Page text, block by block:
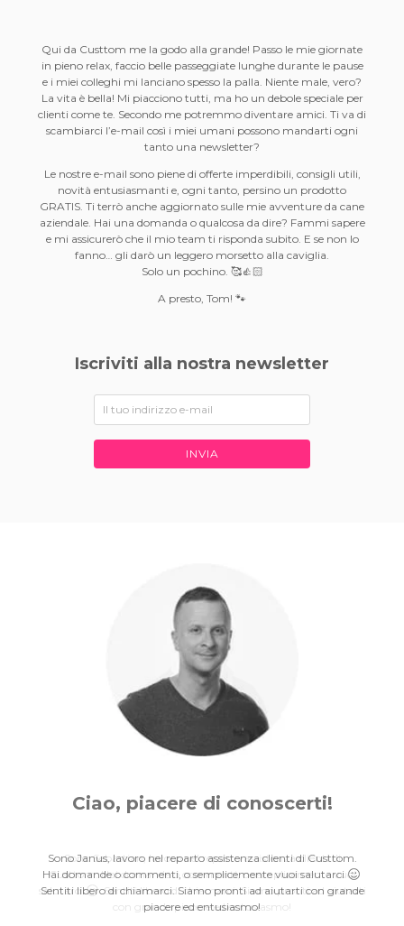
Qui da Custtom me la godo alla grande! Passo le mie giornate
in pieno relax, faccio belle passeggiate lunghe durante le pause
e i miei colleghi mi lanciano spesso la palla. Niente male, vero?
La vita è bella! Mi piacciono tutti, ma ho un debole speciale per
clienti come te. Secondo me potremmo diventare amici. Ti va di
scambiarci l’e-mail così i miei umani possono mandarti ogni
tanto una newsletter?
Le nostre e-mail sono piene di offerte imperdibili, consigli utili,
novità entusiasmanti e, ogni tanto, persino un prodotto
GRATIS. Ti terrò anche aggiornato sulle mie avventure da cane
aziendale. Hai una domanda o qualcosa da dire? Fammi sapere
e mi assicurerò che il mio team ti risponda subito. E se non lo
fanno… gli darò un leggero morsetto alla caviglia.
Solo un pochino. 🥰👍🏻
A presto, Tom! 🐾
Iscriviti alla nostra newsletter
INVIA
conoscerti!
ed entusiasmo!
Ciao, piacere di conoscerti!
Sono Janus, lavoro nel reparto assistenza clienti di Custtom.
Hai domande o commenti, o semplicemente vuoi salutarci
Sentiti libero di chiamarci. Siamo pronti ad aiutarti con grande
piacereed entusiasmo!
conoscerti!
ed entusiasmo!
conoscerti!
ed entusiasmo!
conoscerti!
ed entusiasmo!
conoscerti!
ed entusiasmo!
conoscerti!
ed entusiasmo!
conoscerti!
ed entusiasmo!
conoscerti!
ed entusiasmo!
conoscerti!
ed entusiasmo!
conoscerti!
ed entusiasmo!
conoscerti!
ed entusiasmo!
conoscerti!
ed entusiasmo!